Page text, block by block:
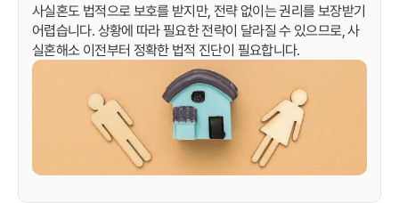
사실혼도 법적으로 보호를 받지만, 전략 없이는 권리를 보장받기
어렵습니다. 상황에 따라 필요한 전략이 달라질 수 있으므로, 사
실혼해소 이전부터 정확한 법적 진단이 필요합니다.
관련 이미지